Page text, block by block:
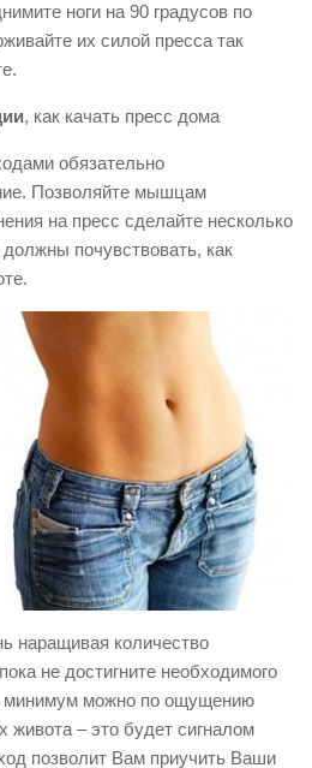
ноги на 90 градусов по
их силой пресса так
, как качать пресс дома
обязательно
Позволяйте мышцам
на пресс сделайте несколько
почувствовать, как
наращивая количество
не достигните необходимого
минимум можно по ощущению
живота – это будет сигналом
позволит Вам приучить Ваши